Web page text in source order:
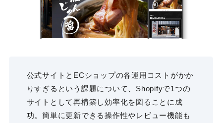
公式サイトとECショップの各運用コストがかか
りすぎるという課題について、Shopifyで1つの
サイトとして再構築し効率化を図ることに成
功。簡単に更新できる操作性やレビュー機能も